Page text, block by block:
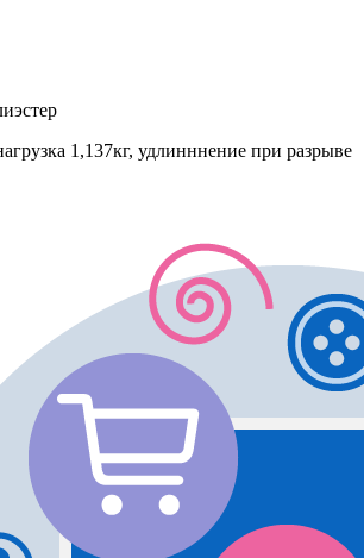
1,137кг, удлинннение при разрыве